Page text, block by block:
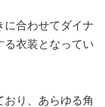
に合わせてダイナ
る衣装となってい
り、あらゆる角